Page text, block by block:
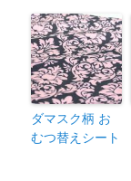
ダマスク柄 お
むつ替えシート